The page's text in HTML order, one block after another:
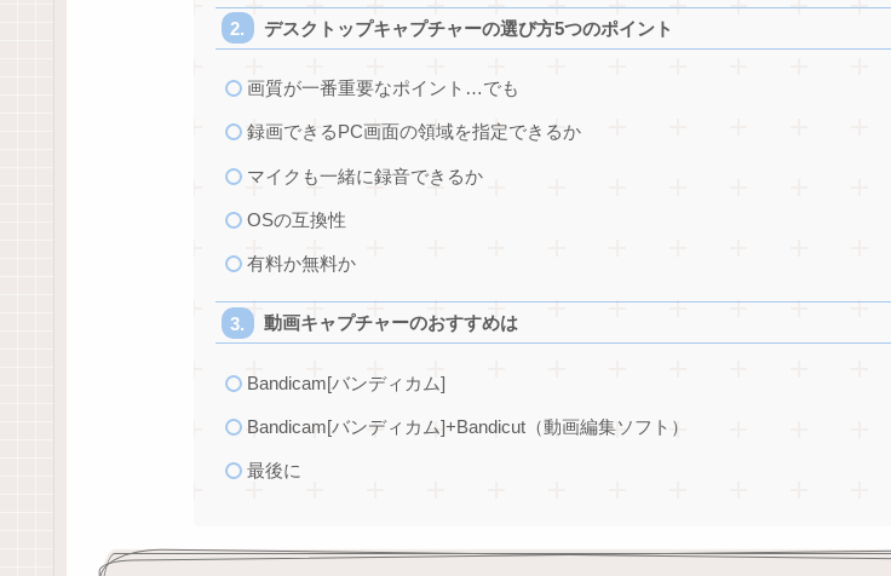
デスクトップキャプチャーの選び方5つのポイント
画質が一番重要なポイント…でも
録画できるPC画面の領域を指定できるか
マイクも一緒に録音できるか
OSの互換性
有料か無料か
動画キャプチャーのおすすめは
Bandicam[バンディカム]
Bandicam[バンディカム]+Bandicut（動画編集ソフト）
最後に